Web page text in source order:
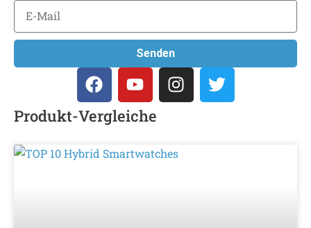
Senden
Produkt-Vergleiche